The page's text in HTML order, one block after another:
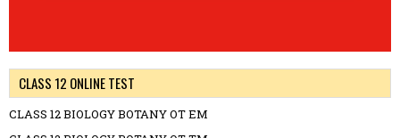
CLASS 12 ONLINE TEST
CLASS 12 BIOLOGY BOTANY OT EM